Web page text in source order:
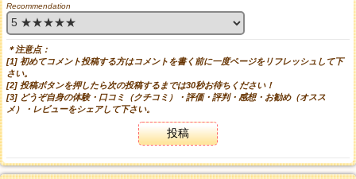
Recommendation
＊注意点：
[1] 初めてコメント投稿する方はコメントを書く前に一度ページをリフレッシュして下
さい。
[2] 投稿ボタンを押したら次の投稿するまでは30秒お待ちください！
[3] どうぞ自身の体験・口コミ（クチコミ）・評価・評判・感想・お勧め（オスス
メ）・レビューをシェアして下さい。
投稿